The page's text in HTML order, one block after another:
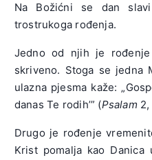
Na Božićni se dan
trostrukoga rođenja.
Jedno od njih je
skriveno. Stoga se jedna
ulazna pjesma kaže:
danas Te rodih’” (Psalam2,
Drugo je rođenje
Krist pomalja kao